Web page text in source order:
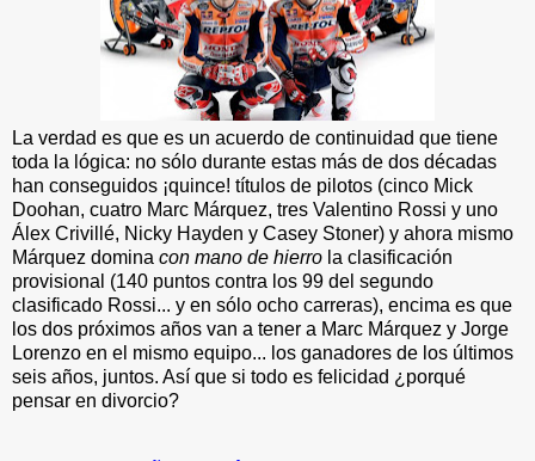
La verdad es que es un acuerdo de continuidad que tiene
toda la lógica: no sólo durante estas más de dos décadas
han conseguidos ¡quince! títulos de pilotos (cinco Mick
Doohan, cuatro Marc Márquez, tres Valentino Rossi y uno
Álex Crivillé, Nicky Hayden y Casey Stoner) y ahora mismo
Márquez domina con mano de hierro la clasificación
provisional (140 puntos contra los 99 del segundo
clasificado Rossi... y en sólo ocho carreras), encima es que
los dos próximos años van a tener a Marc Márquez y Jorge
Lorenzo en el mismo equipo... los ganadores de los últimos
seis años, juntos. Así que si todo es felicidad ¿porqué
pensar en divorcio?